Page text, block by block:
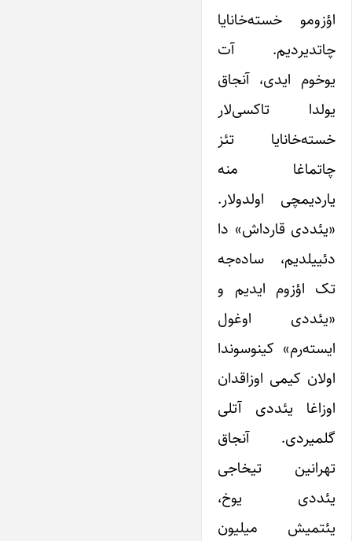
اؤزومو خسته‌خانایا
چاتدیردیم. آت
یوخوم ایدی، آنجاق
یولدا تاکسی‌لار
خسته‌خانایا تئز
چاتماغا منه
یاردیمچی اولدولار.
«یئددی قارداش» دا
دئییلدیم، ساده‌جه
تک اؤزوم ایدیم و
«یئددی اوغول
ایسته‌رم» کینوسوندا
اولان کیمی اوزاقدان
اوزاغا یئددی آتلی
گلمیردی. آنجاق
تهرانین تیخاجی
یئددی یوخ،
یئتمیش میلیون